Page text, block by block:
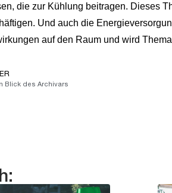
die zur Kühlung beitragen. Dieses
Und auch die
auf den Raum und wird
Blick des Archivars